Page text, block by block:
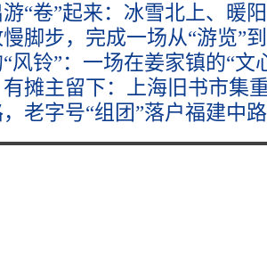
“卷”起来：冰雪北上、暖
脚步，完成一场从“游览”
风铃”：一场在姜家镇的“文
摊主留下：上海旧书市集
老字号“组团”落户福建中